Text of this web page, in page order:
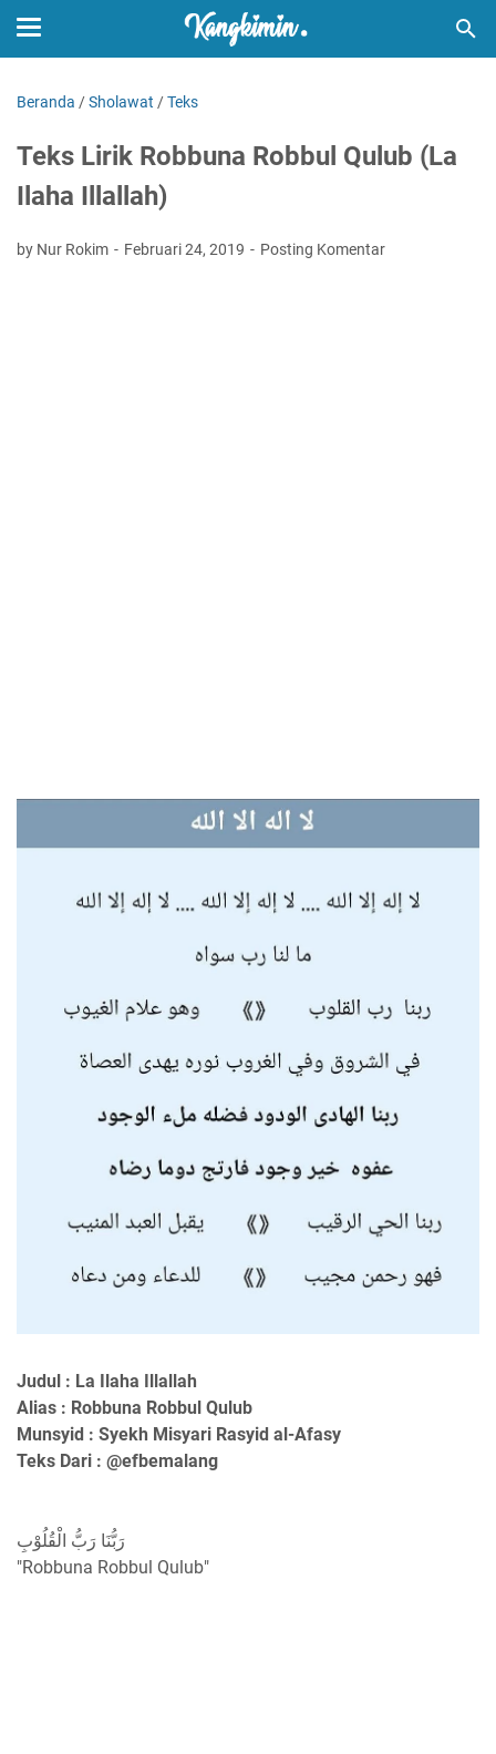
Beranda /Sholawat /Teks
Teks Lirik Robbuna Robbul Qulub (La
Ilaha Illallah)
by Nur Rokim Februari 24, 2019 Posting Komentar
Judul : La Ilaha Illallah
Alias : Robbuna Robbul Qulub
Munsyid : Syekh Misyari Rasyid al-Afasy
Teks Dari : @efbemalang
رَبُّنَا رَبُّ الْقُلُوْبِ
"Robbuna Robbul Qulub"